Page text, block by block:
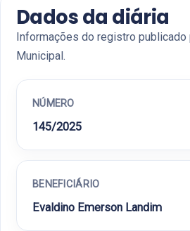
Dados da diária
Informações do registro publicado
Municipal.
NÚMERO
145/2025
BENEFICIÁRIO
Evaldino Emerson Landim